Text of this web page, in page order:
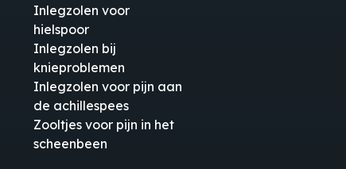
Inlegzolen voor
hielspoor
Inlegzolen bij
knieproblemen
Inlegzolen voor pijn aan
de achillespees
Zooltjes voor pijn in het
scheenbeen